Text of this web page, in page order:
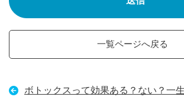
一覧ページへ戻る
ボトックスって効果ある？ない？一